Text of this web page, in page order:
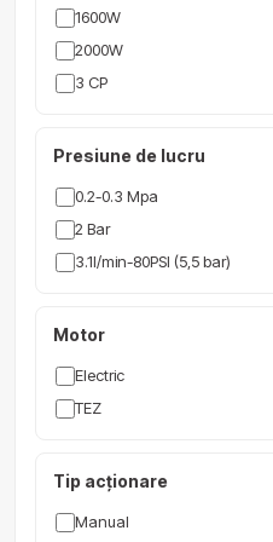
1600W
2000W
3 CP
Presiune de lucru
0.2-0.3 Mpa
2 Bar
3.1l/min-80PSI (5,5 bar)
Motor
Electric
TEZ
Tip acționare
Manual